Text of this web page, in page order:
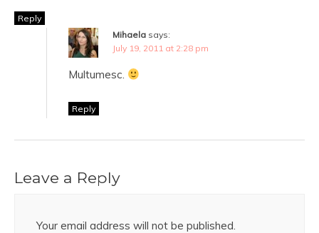
Reply
Mihaela says:
July 19, 2011 at 2:28 pm
Multumesc.
Reply
Leave a Reply
Your email address will not be published.